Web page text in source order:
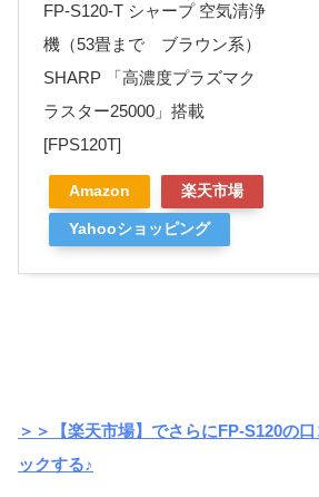
FP-S120-T シャープ 空気清浄
機（53畳まで ブラウン系）
SHARP 「高濃度プラズマク
ラスター25000」搭載
[FPS120T]
Amazon 楽天市場
Yahooショッピング
＞＞【楽天市場】でさらにFP-S120の
ックする♪